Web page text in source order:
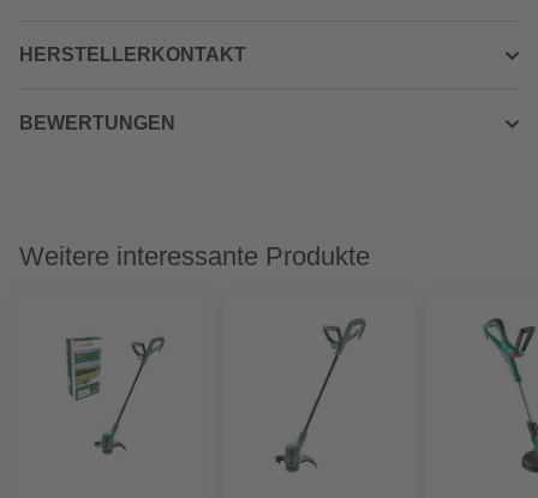
HERSTELLERKONTAKT
BEWERTUNGEN
Weitere interessante Produkte